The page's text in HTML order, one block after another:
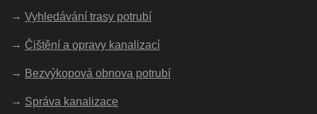
Vyhledávání trasy potrubí
Čištění a opravy kanalizací
Bezvýkopová obnova potrubí
Správa kanalizace